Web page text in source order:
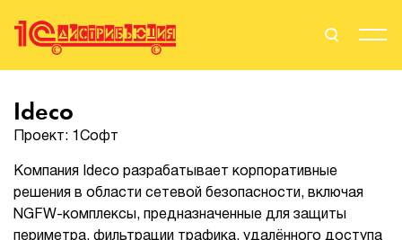
Ideco
Проект: 1Софт
Компания Ideco разрабатывает корпоративные
решения в области сетевой безопасности, включая
NGFW-комплексы, предназначенные для защиты
периметра, фильтрации трафика, удалённого доступа